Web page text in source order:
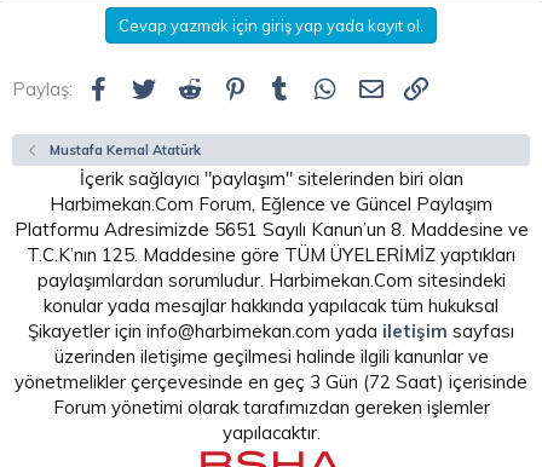
Cevap yazmak için giriş yap yada kayıt ol.
Paylaş: Facebook
Twitter Reddit Pinterest
Tumblr WhatsApp
E-posta
Mustafa Kemal Atatürk
İçerik sağlayıcı "paylaşım" sitelerinden biri olan
Harbimekan.Com Forum, Eğlence ve Güncel Paylaşım
Platformu Adresimizde 5651 Sayılı Kanun’un 8. Maddesine ve
T.C.K’nın 125. Maddesine göre TÜM ÜYELERİMİZ yaptıkları
paylaşımlardan sorumludur. Harbimekan.Com sitesindeki
konular yada mesajlar hakkında yapılacak tüm hukuksal
Şikayetler için info@harbimekan.com yada iletişim sayfası
üzerinden iletişime geçilmesi halinde ilgili kanunlar ve
yönetmelikler çerçevesinde en geç 3 Gün (72 Saat) içerisinde
Forum yönetimi olarak tarafımızdan gereken işlemler
yapılacaktır.